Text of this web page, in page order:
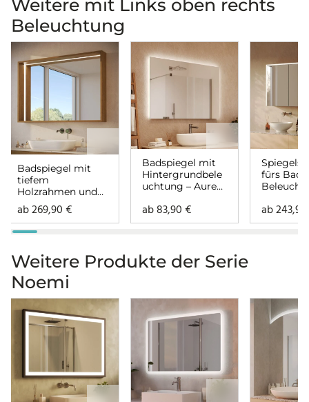
Weitere mit Links oben rechts
Beleuchtung
Badspiegel mit
tiefem
Holzrahmen und
Beleuchtung –
Lenora links oben
rechts
ab269,90€
Badspiegel mit
Hintergrundbele
uchtung – Aurea
ab83,90€
fürs Bad
rechts
ab243,90
Weitere Produkte der Serie
Noemi